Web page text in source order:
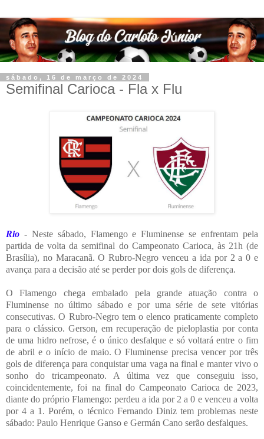
sábado, 16 de março de 2024
Semifinal Carioca - Fla x Flu
Rio - Neste sábado, Flamengo e Fluminense se enfrentam pela
partida de volta da semifinal do Campeonato Carioca, às 21h (de
Brasília), no Maracanã. O Rubro-Negro venceu a ida por 2 a 0 e
avança para a decisão até se perder por dois gols de diferença.
O Flamengo chega embalado pela grande atuação contra o
Fluminense no último sábado e por uma série de sete vitórias
consecutivas. O Rubro-Negro tem o elenco praticamente completo
para o clássico. Gerson, em recuperação de pieloplastia por conta
de uma hidro nefrose, é o único desfalque e só voltará entre o fim
de abril e o início de maio.O Fluminense precisa vencer por três
gols de diferença para conquistar uma vaga na final e manter vivo o
sonho do tricampeonato. A última vez que conseguiu isso,
coincidentemente, foi na final do Campeonato Carioca de 2023,
diante do próprio Flamengo: perdeu a ida por 2 a 0 e venceu a volta
por 4 a 1. Porém, o técnico Fernando Diniz tem problemas neste
sábado: Paulo Henrique Ganso e Germán Cano serão desfalques.